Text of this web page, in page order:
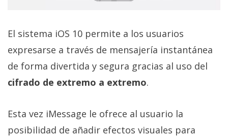
El sistema iOS 10 permite a los usuarios
expresarse a través de mensajería instantánea
de forma divertida y segura gracias al uso del
cifrado de extremo a extremo.
Esta vez iMessage le ofrece al usuario la
posibilidad de añadir efectos visuales para